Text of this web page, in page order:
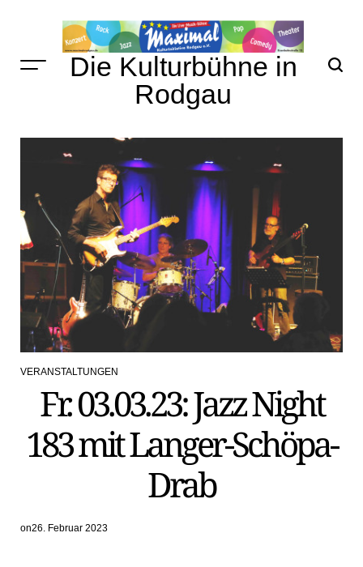
to
content
Die Kulturbühne in
Rodgau
POSTED
VERANSTALTUNGEN
Fr. 03.03.23: Jazz Night
183 mit Langer-Schöpa-
Drab
on26. Februar 2023